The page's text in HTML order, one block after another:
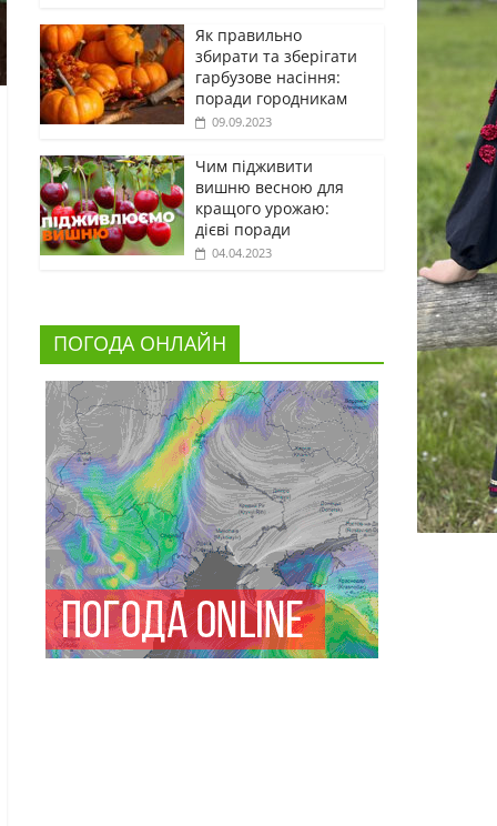
Як правильно
збирати та зберігати
гарбузове насіння:
поради городникам
09.09.2023
Чим підживити
вишню весною для
кращого урожаю:
дієві поради
04.04.2023
ПОГОДА ОНЛАЙН